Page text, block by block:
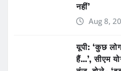
नहीं’
Aug 8,
यूपी: ‘कुछ
हैं…’, सीएम